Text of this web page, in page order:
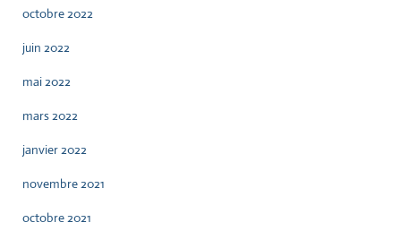
octobre 2022
juin 2022
mai 2022
mars 2022
janvier 2022
novembre 2021
octobre 2021